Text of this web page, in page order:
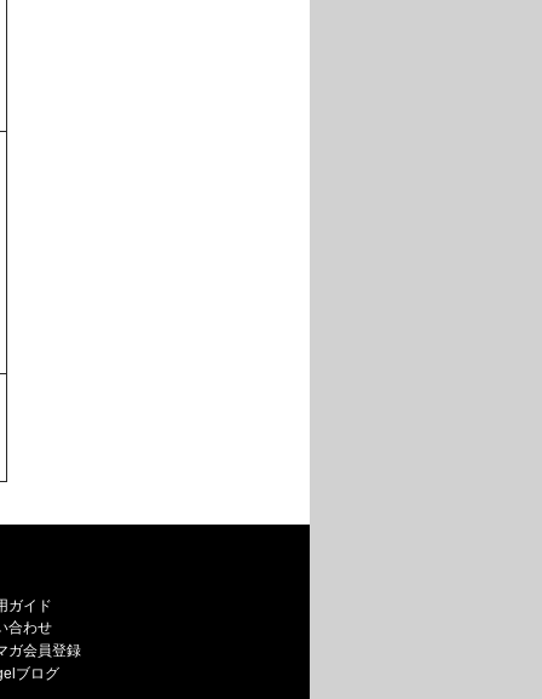
ガイド
合わせ
ガ会員登録
ブログ